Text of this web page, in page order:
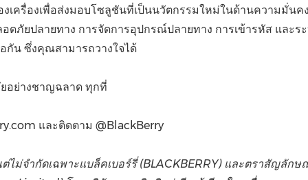
งเครื่องเพื่อส่งมอบโซลูชันที่เป็นนวัตกรรมใหม่ในด้านความมั่น
ดภัยปลายทาง การจัดการอุปกรณ์ปลายทาง การเข้ารหัส และ
กัน ซึ่งคุณสามารถวางใจได้
อย่างชาญฉลาด ทุกที่
และติดตาม @BlackBerry
ไม่จำกัดเฉพาะแบล็คเบอร์รี่ (BLACKBERRY) และตราสัญลักษ